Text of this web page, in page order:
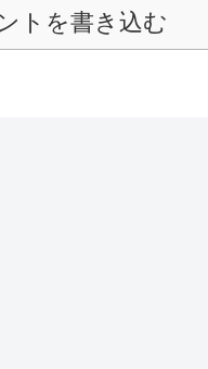
トを書き込む